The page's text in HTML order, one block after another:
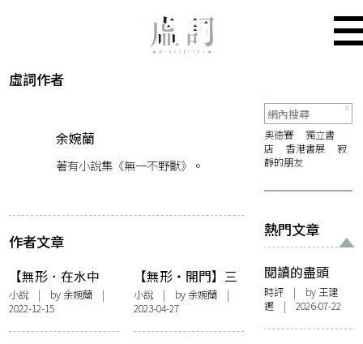
虛詞作者
余婉蘭
著有小說集《無一不野獸》。
作者文章
【無形．在水中
央】水的萬有
小說 | by 余婉蘭 |
2022-12-15
【無形・開門】三
道門
小說| by 余婉蘭 |
2023-04-27
奧德賽
獨立書
店
香港書展
寂
靜的朋友
熱門文章
閱讀的盡頭
時評 | by 王建
鏗 | 2026-07-22